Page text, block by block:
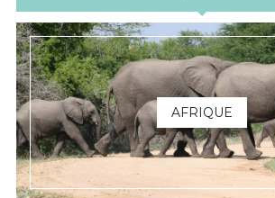
AFRIQUE